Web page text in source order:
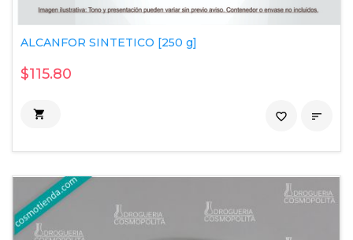
ALCANFOR SINTETICO [250 g]
$115.80
 
favorite_border